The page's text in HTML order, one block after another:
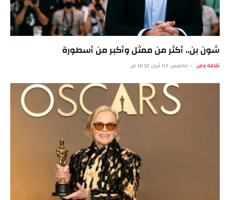
شون بن.. أكثر من ممثل وأكبر من أسطورة
ثقافة وفن الخميس 02 أبريل 10:12 ص